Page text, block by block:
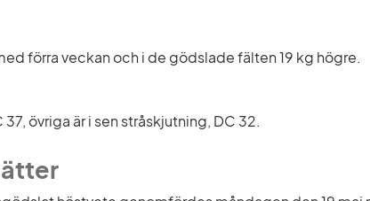
förra veckan och i de gödslade fälten 19 kg högre.
övriga är i sen stråskjutning, DC 32.